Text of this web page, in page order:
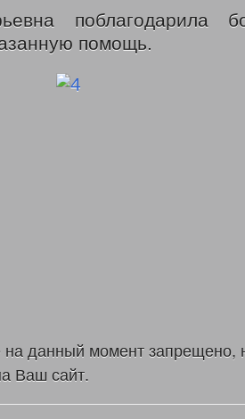
поблагодарила
помощь.
на данный момент запрещено,
Ваш сайт.